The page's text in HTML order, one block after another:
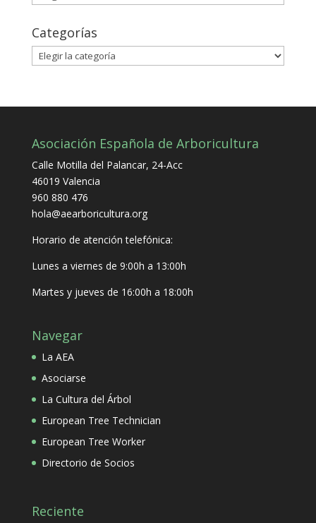
Categorías
Categorías
Asociación Española de Arboricultura
Calle Motilla del Palancar, 24-Acc
46019 Valencia
960 880 476
hola@aearboricultura.org
Horario de atención telefónica:
Lunes a viernes de 9:00h a 13:00h
Martes y jueves de 16:00h a 18:00h
Navegar
La AEA
Asociarse
La Cultura del Árbol
European Tree Technician
European Tree Worker
Directorio de Socios
Reciente